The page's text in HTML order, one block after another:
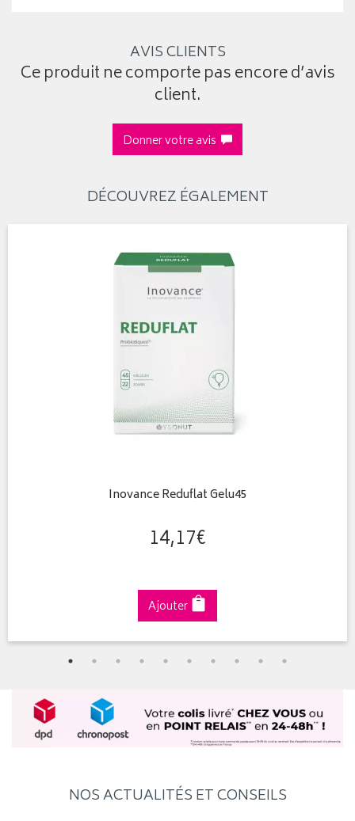
AVIS CLIENTS
Ce produit ne comporte pas encore d’avis
client.
Donner votre avis
DÉCOUVREZ ÉGALEMENT
Inovance Reduflat Gelu45
14,17€
Ajouter
NOS ACTUALITÉS ET CONSEILS